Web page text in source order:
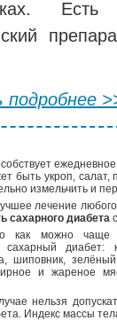
быть укроп, салат,
измельчить и
лечение
сахарного диабета
как можно чаще
сахарный диабет:
шиповник,
и жареное
нельзя
Индекс массы